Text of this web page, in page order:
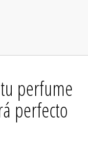
perfume
perfecto